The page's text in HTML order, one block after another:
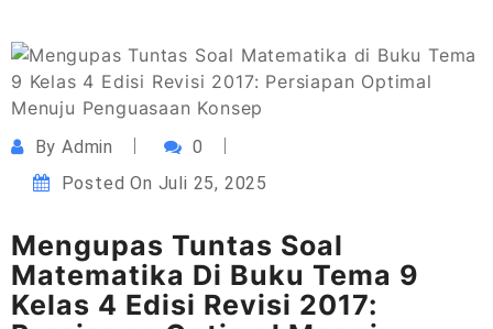
ByAdmin
0
Posted On Juli 25, 2025
Mengupas Tuntas Soal
Matematika Di Buku Tema 9
Kelas 4 Edisi Revisi 2017: